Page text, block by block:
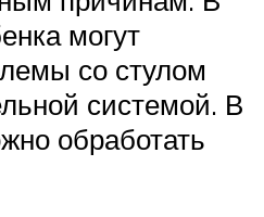
могут
со стулом
системой. В
обработать